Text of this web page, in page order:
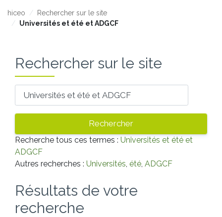
hiceo
Rechercher sur le site
Universités et été et ADGCF
Rechercher sur le site
Recherche tous ces termes : Universités et été et
ADGCF
Autres recherches : Universités, été, ADGCF
Résultats de votre
recherche